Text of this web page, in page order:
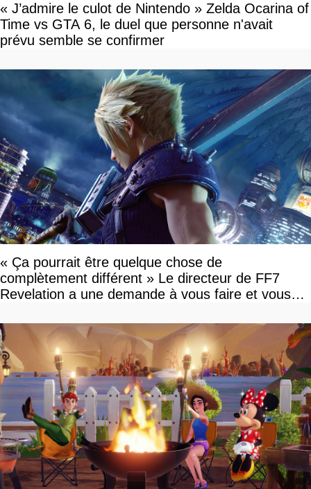
« J’admire le culot de Nintendo » Zelda Ocarina of
Time vs GTA 6, le duel que personne n'avait
prévu semble se confirmer
« Ça pourrait être quelque chose de
complètement différent » Le directeur de FF7
Revelation a une demande à vous faire et vous